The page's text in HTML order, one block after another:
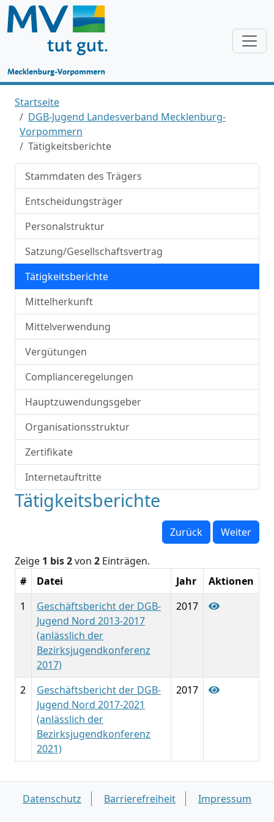
Startseite
DGB-Jugend Landesverband Mecklenburg-
Vorpommern
Tätigkeitsberichte
Stammdaten des Trägers
Entscheidungsträger
Personalstruktur
Satzung/Gesellschaftsvertrag
Tätigkeitsberichte
Mittelherkunft
Mittelverwendung
Vergütungen
Complianceregelungen
Hauptzuwendungsgeber
Organisationsstruktur
Zertifikate
Internetauftritte
Tätigkeitsberichte
Zurück Weiter
Zeige 1 bis 2von 2 Einträgen.
#
Datei Jahr
Aktionen
1
Geschäftsbericht der DGB-
Jugend Nord 2013-2017
(anlässlich der
Bezirksjugendkonferenz
2017)
2017
2
Geschäftsbericht der DGB-
Jugend Nord 2017-2021
(anlässlich der
Bezirksjugendkonferenz
2021)
2017
Datenschutz Barrierefreiheit Impressum